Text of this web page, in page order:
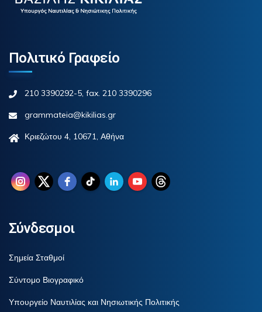
Πολιτικό Γραφείο
210 3390292-5, fax. 210 3390296
grammateia@kikilias.gr
Κριεζώτου 4, 10671, Αθήνα
Σύνδεσμοι
Σημεία Σταθμοί
Σύντομο Βιογραφικό
Υπουργείο Ναυτιλίας και Νησιωτικής Πολιτικής